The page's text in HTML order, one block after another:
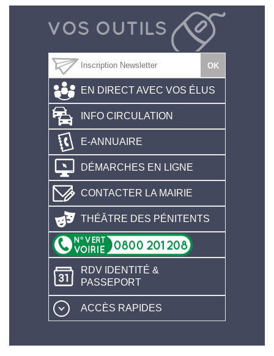
EN DIRECT AVEC VOS ÉLUS
INFO CIRCULATION
E-ANNUAIRE
DÉMARCHES EN LIGNE
CONTACTER LA MAIRIE
THÉÂTRE DES PÉNITENTS
RDV IDENTITÉ &
PASSEPORT
ACCÈS RAPIDES